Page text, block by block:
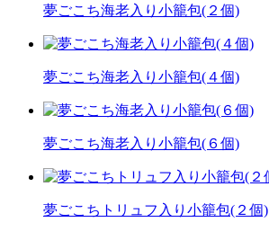
夢ごこち海老入り小籠包(２個)
夢ごこち海老入り小籠包(４個)
夢ごこち海老入り小籠包(６個)
夢ごこちトリュフ入り小籠包(２個)